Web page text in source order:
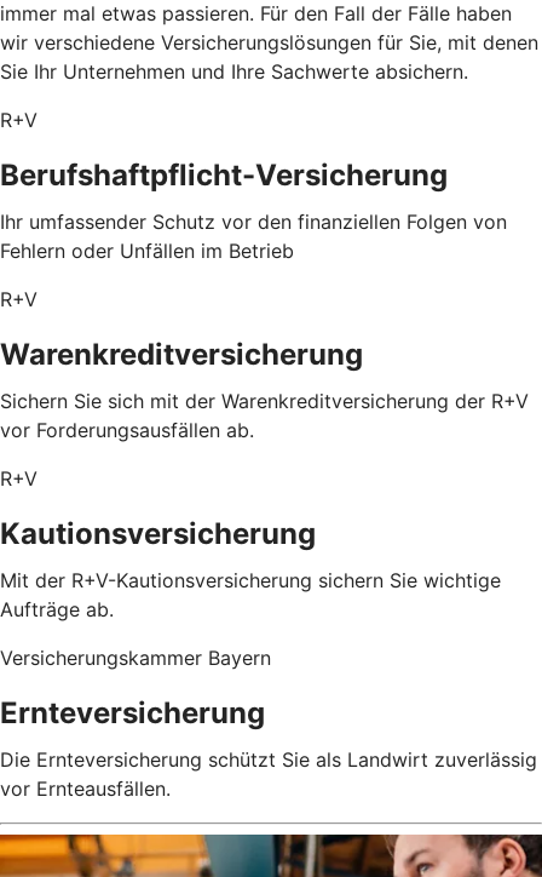
immer mal etwas passieren. Für den Fall der Fälle haben
wir verschiedene Versicherungslösungen für Sie, mit denen
Sie Ihr Unternehmen und Ihre Sachwerte absichern.
R+V
Berufshaftpflicht-Versicherung
Ihr umfassender Schutz vor den finanziellen Folgen von
Fehlern oder Unfällen im Betrieb
R+V
Warenkreditversicherung
Sichern Sie sich mit der Warenkreditversicherung der R+V
vor Forderungsausfällen ab.
R+V
Kautionsversicherung
Mit der R+V-Kautionsversicherung sichern Sie wichtige
Aufträge ab.
Versicherungskammer Bayern
Ernteversicherung
Die Ernteversicherung schützt Sie als Landwirt zuverlässig
vor Ernteausfällen.